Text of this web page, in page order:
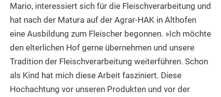
Mario, interessiert sich für die Fleischverarbeitung und
hat nach der Matura auf der Agrar-HAK in Althofen
eine Ausbildung zum Fleischer begonnen. »Ich möchte
den elterlichen Hof gerne übernehmen und unsere
Tradition der Fleischverarbeitung weiterführen. Schon
als Kind hat mich diese Arbeit fasziniert. Diese
Hochachtung vor unseren Produkten und vor der